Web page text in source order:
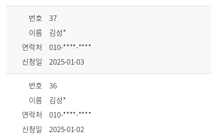
번호
37
이름
김성*
연락처
010-****-****
신청일
2025-01-03
번호
36
이름
김성*
연락처
010-****-****
신청일
2025-01-02